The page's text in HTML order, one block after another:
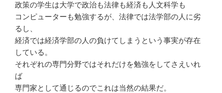
政策の学生は大学で政治も法律も経済も人文科学も
コンピューターも勉強するが、法律では法学部の人に劣
るし、
経済では経済学部の人の負けてしまうという事実が存在
している。
それぞれの専門分野ではそれだけを勉強をしてさえいれ
ば
専門家として通じるのでこれは当然の結果だ。